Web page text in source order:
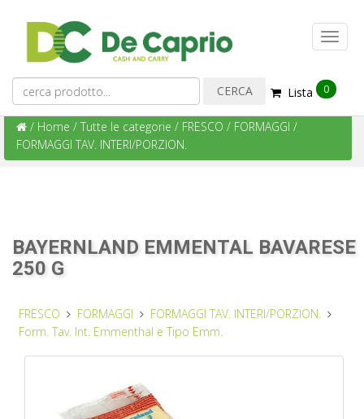
Lista 0
/ Home / Tutte le categorie / FRESCO / FORMAGGI /
FORMAGGI TAV. INTERI/PORZION.
BAYERNLAND EMMENTAL BAVARESE
250 G
FRESCO FORMAGGI
FORMAGGI TAV. INTERI/PORZION.
Form. Tav. Int. Emmenthal e Tipo Emm.